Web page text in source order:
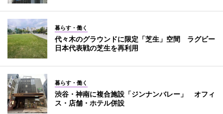
暮らす・働く
代々木のグラウンドに限定「芝生」空間 ラグビー
日本代表戦の芝生を再利用
暮らす・働く
渋谷・神南に複合施設「ジンナンバレー」 オフィ
ス・店舗・ホテル併設